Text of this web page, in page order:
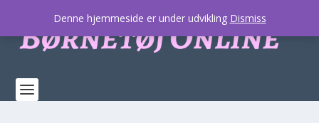
Denne hjemmeside er under udvikling Dismiss